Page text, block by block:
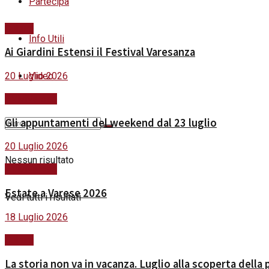
Info Utili
Video
Nessun risultato
Vedi tutti i risultati
Ai Giardini Estensi il Festival Varesanza
20 Luglio 2026
Gli appuntamenti del weekend dal 23 luglio
20 Luglio 2026
Estate a Varese 2026
18 Luglio 2026
La storia non va in vacanza. Luglio alla scoperta della